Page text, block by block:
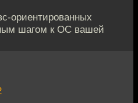
ориентированных
шагом к ОС вашей